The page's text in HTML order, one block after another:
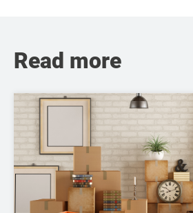
Read more